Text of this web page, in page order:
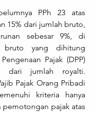
PPh 23 atas
15% dari jumlah bruto,
sebesar 9%, di
bruto yang dihitung
Pajak (DPP)
dari jumlah royalti.
Pajak Orang Pribadi
kriteria hanya
pemotongan pajak atas